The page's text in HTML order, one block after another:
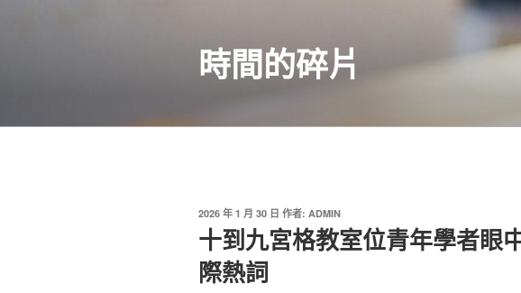
時間的碎片
發
於
2026 年 1 月 30 日 作者: ADMIN
十到九宮格教室位青年學者眼
際熱詞